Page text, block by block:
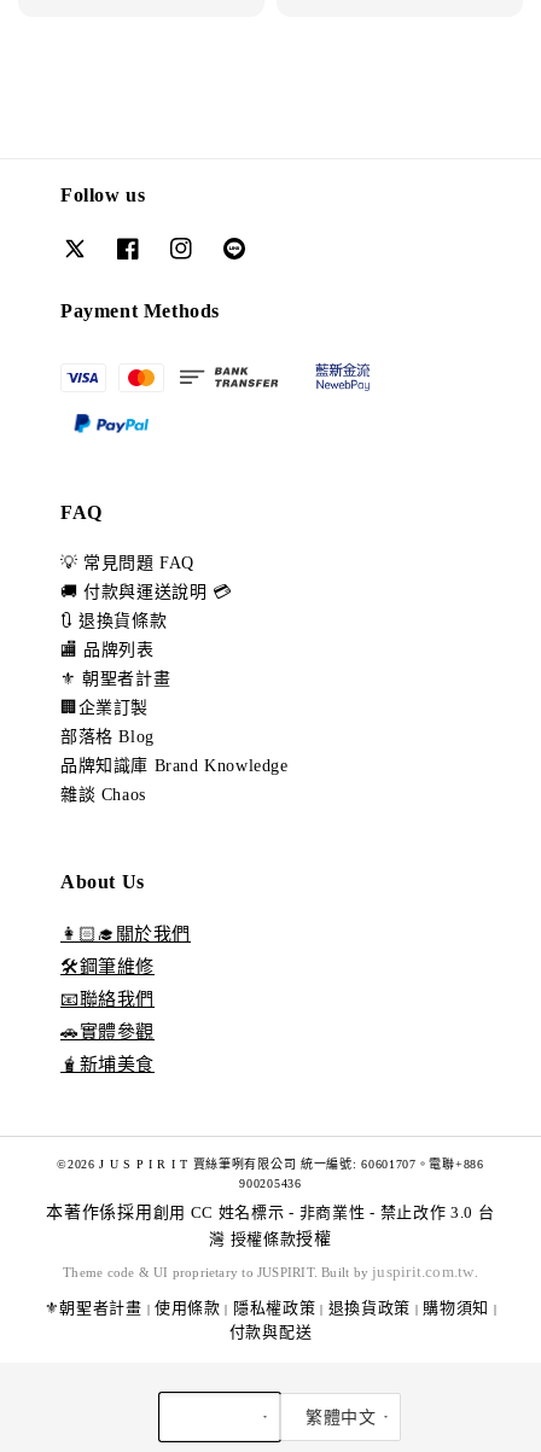
Follow us
Payment Methods
FAQ
💡 常見問題 FAQ
🚚 付款與運送說明 💳
🔃 退換貨條款
🏬 品牌列表
⚜️ 朝聖者計畫
🏢企業訂製
部落格 Blog
品牌知識庫 Brand Knowledge
雜談 Chaos
About Us
👩🏻‍🎓關於我們
🛠️鋼筆維修
📧聯絡我們
🚗實體參觀
🧋新埔美食
©2026 J U S P I R I T 賈絲筆咧有限公司 統一編號: 60601707。電聯+886
900205436
本著作係採用 創用 CC 姓名標示 - 非商業性 - 禁止改作 3.0 台
灣 授權條款授權
Theme code & UI proprietary to JUSPIRIT. Built by juspirit.com.tw
⚜️朝聖者計畫 | 使用條款 | 隱私權政策 | 退換貨政策 | 購物須知 |
付款與配送